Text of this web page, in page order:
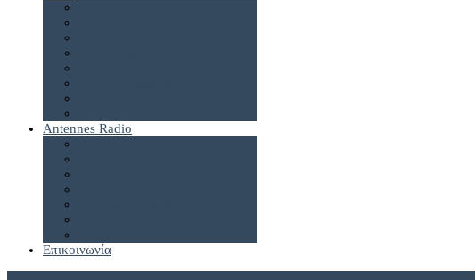
Antennes Radio
Επικοινωνία